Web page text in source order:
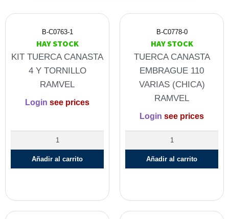
B-C0763-1
HAY STOCK
KIT TUERCA CANASTA
4 Y TORNILLO
RAMVEL
Login see prices
Añadir al carrito
B-C0778-0
HAY STOCK
TUERCA CANASTA
EMBRAGUE 110
VARIAS (CHICA)
RAMVEL
Login see prices
Añadir al carrito